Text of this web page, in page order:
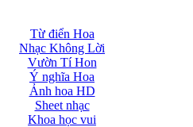
Từ điển Hoa
Nhạc Không Lời
Vườn Tí Hon
Ý nghĩa Hoa
Ảnh hoa HD
Sheet nhạc
Khoa học vui